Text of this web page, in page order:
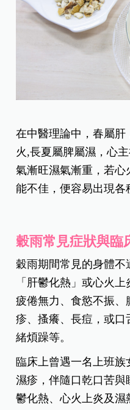
在中醫理論中，春屬
火,長夏屬脾屬濕，心
氣漸旺濕氣漸重，若
能不佳，便容易出現各
穀雨常見症狀與臨
穀雨期間常見的身體
「肝鬱化熱」或心火
疲倦無力、食慾不振
疹、搔癢、長痘，或
緒煩躁等。
臨床上曾遇一名上班
濕疹，伴隨口乾口苦
鬱化熱、心火上炎及濕